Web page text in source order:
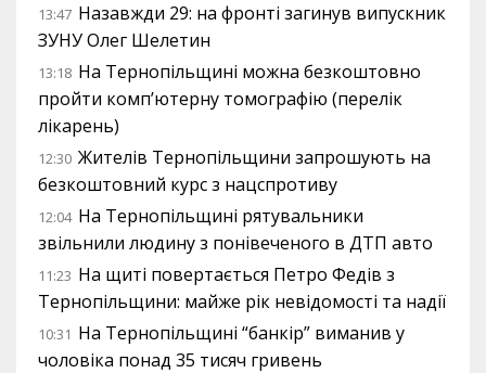
13:47 Назавжди 29: на фронті загинув випускник
ЗУНУ Олег Шелетин
13:18 На Тернопільщині можна безкоштовно
пройти комп’ютерну томографію (перелік
лікарень)
12:30 Жителів Тернопільщини запрошують на
безкоштовний курс з нацспротиву
12:04 На Тернопільщині рятувальники
звільнили людину з понівеченого в ДТП авто
11:23 На щиті повертається Петро Федів з
Тернопільщини: майже рік невідомості та надії
10:31 На Тернопільщині “банкір” виманив у
чоловіка понад 35 тисяч гривень